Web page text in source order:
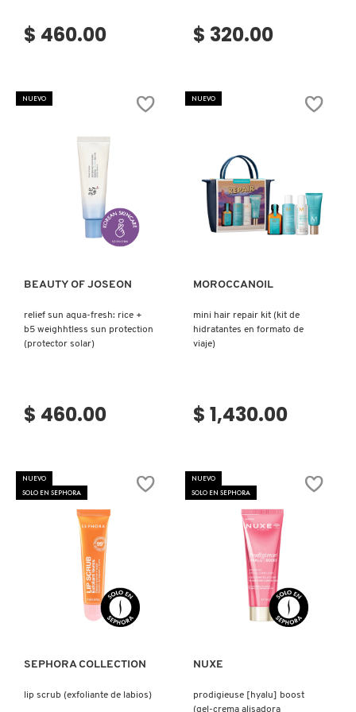
SARELLY
SEPHORA COLLECTION
SEPHORA FAVORITES
SHISEIDO
SMASHBOX
SUPERGOOP!
THE INKEY LIST
THE ORDINARY
$ 460.00 $ 320.00
NUEVO
Ver más
BEAUTY OF JOSEON
relief sun aqua-fresh: rice +
b5 weighhtless sun protection
(protector solar)
$ 460.00
NUEVO
Ver más
MOROCCANOIL
mini hair repair kit (kit de
hidratantes en formato de
viaje)
$ 1,430.00
NUEVO
SOLO EN SEPHORA
Ver más
SEPHORA COLLECTION
lip scrub (exfoliante de labios)
NUEVO
SOLO EN SEPHORA
Ver más
NUXE
prodigieuse [hyalu] boost
(gel-crema alisadora